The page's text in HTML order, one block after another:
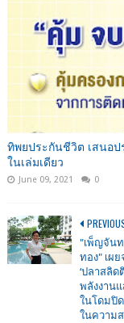
ทิพยประกันชีวิต เสนอป
ในเล่มเดียว
June 09, 2021 0
"เพ็ญจัน
ทอง" เผย
‘ปลาสลิด
พลังงาน
ในโดมปิ
ในความ